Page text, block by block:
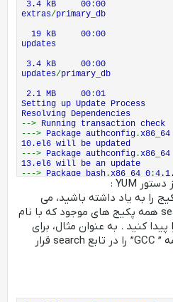
3.4 kB 00 :00
extras/
19 kB 00 :00
3.4 kB 00 :00
updates/
2.1 MB 00 :01
Setting up Update Process
Resolving Dependencies
--> Running transaction check
---> Package authconfig .
10.el6 will be updated
---> Package authconfig .
13.el6 will be an update
---> Package bash .x86_64 0 :
9.el6_2 will be updated
Package bash . x86_64 0
15.el6_4 will be an update
--->Package bfa-firmware.
1.el6 will be updated
...
Total download size:134 M
را به یاد داشته باشید، می
توانید با استفاده از تابع search همه پکیج های موجود که با نام
کنید . به عنوان مثال، برای
جستجو یک بسته نرم افزار کلمه ” GCC” را در تابع search قرار